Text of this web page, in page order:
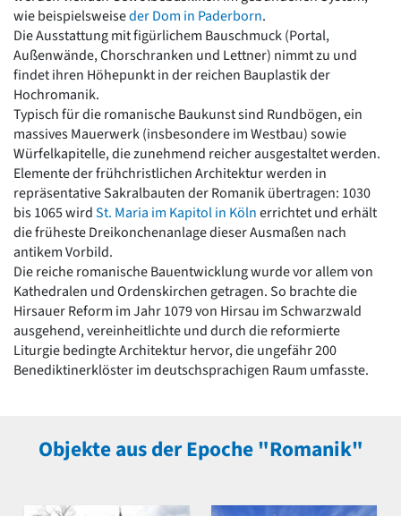
wie beispielsweiseder Dom in Paderborn.
Die Ausstattung mit figürlichem Bauschmuck (Portal,
Außenwände, Chorschranken und Lettner) nimmt zu und
findet ihren Höhepunkt in der reichen Bauplastik der
Hochromanik.
Typisch für die romanische Baukunst sind Rundbögen, ein
massives Mauerwerk (insbesondere im Westbau) sowie
Würfelkapitelle, die zunehmend reicher ausgestaltet werden.
Elemente der frühchristlichen Architektur werden in
repräsentative Sakralbauten der Romanik übertragen: 1030
bis 1065 wirdSt. Maria im Kapitol in Kölnerrichtet und erhält
die früheste Dreikonchenanlage dieser Ausmaßen nach
antikem Vorbild.
Die reiche romanische Bauentwicklung wurde vor allem von
Kathedralen und Ordenskirchen getragen. So brachte die
Hirsauer Reform im Jahr 1079 von Hirsau im Schwarzwald
ausgehend, vereinheitlichte und durch die reformierte
Liturgie bedingte Architektur hervor, die ungefähr 200
Benediktinerklöster im deutschsprachigen Raum umfasste.
Objekte aus der Epoche "Romanik"